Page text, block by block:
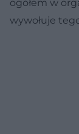
ogółem w
wywołuje